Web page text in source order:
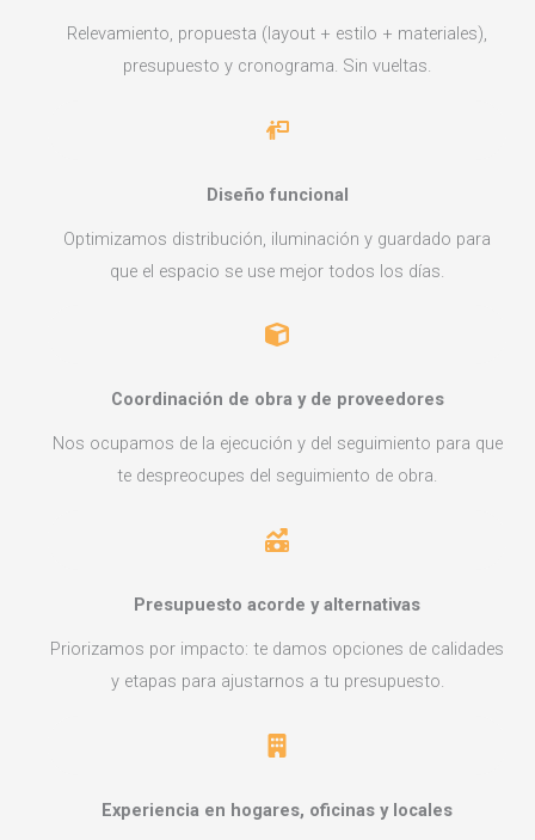
Relevamiento, propuesta (layout + estilo + materiales),
presupuesto y cronograma. Sin vueltas.
Diseño funcional
Optimizamos distribución, iluminación y guardado para
que el espacio se use mejor todos los días.
Coordinación de obra y de proveedores
Nos ocupamos de la ejecución y del seguimiento para que
te despreocupes del seguimiento de obra.
Presupuesto acorde y alternativas
Priorizamos por impacto: te damos opciones de calidades
y etapas para ajustarnos a tu presupuesto.
Experiencia en hogares, oficinas y locales